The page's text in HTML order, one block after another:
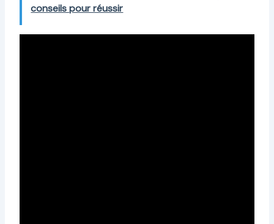
conseils pour réussir